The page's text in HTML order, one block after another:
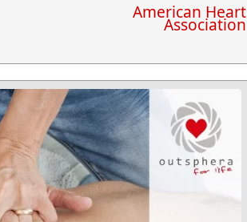
American Heart
Association